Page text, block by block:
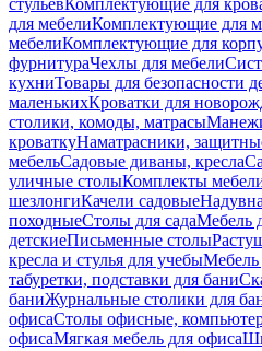
стульевКомплектующие для
для мебелиКомплектующие для
мебелиКомплектующие для
фурнитураЧехлы для мебели
кухниТовары для безопасности
маленькихКроватки для
столики, комоды, матрасы
кроваткуНаматрасники,
мебельСадовые диваны, кресла
уличные столыКомплекты
шезлонгиКачели садовые
походныеСтолы для садаМебель
детскиеПисьменные столы
кресла и стулья для учебыМебель
табуретки, подставки для бани
баниЖурнальные столики для
офисаСтолы офисные,
офисаМягкая мебель для офиса